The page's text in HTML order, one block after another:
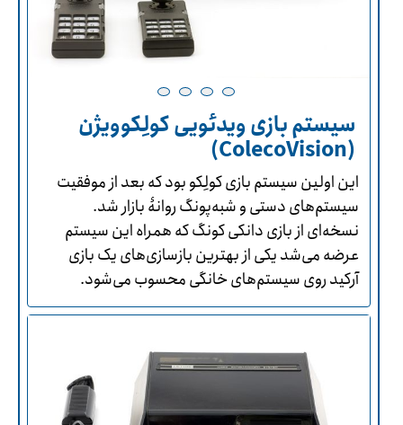
سیستم بازی ویدئویی کولِکوویژن
این اولین سیستم بازی کولِکو بود که بعد از موفقیت
سیستم‌های دستی و شبه‌پونگ روانۀ بازار شد.
نسخه‌ای از بازی دانکی کونگ که همراه این سیستم
عرضه می‌شد یکی از بهترین بازسازی‌های یک بازی
آرکید روی سیستم‌های خانگی محسوب می‌شود.